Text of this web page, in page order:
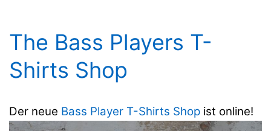
The Bass Players T-
Shirts Shop
Der neue Bass Player T-Shirts Shop ist online!